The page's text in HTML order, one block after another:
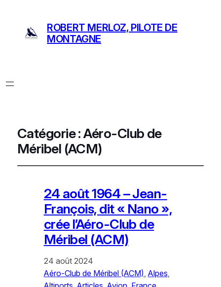
ROBERT MERLOZ, PILOTE DE
MONTAGNE
Catégorie :Aéro-Club de
Méribel (ACM)
24 août 1964 – Jean-
François, dit « Nano »,
crée l’Aéro-Club de
Méribel (ACM)
24 août 2024
Aéro-Club de Méribel (ACM) Alpes